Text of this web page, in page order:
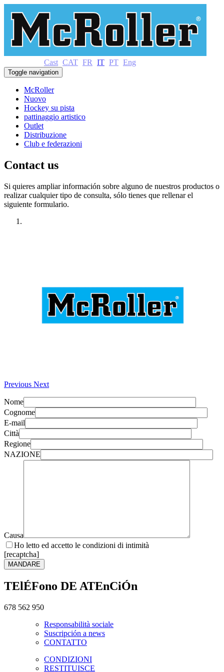
Cast CAT FR IT PT Eng
Toggle navigation
McRoller
Nuovo
Hockey su pista
pattinaggio artistico
Outlet
Distribuzione
Club e federazioni
Contact us
Si quieres ampliar información sobre alguno de nuestros productos o
realizar cualquier tipo de consulta, sólo tienes que rellenar el
siguiente formulario.
Previous Next
Nome
Cognome
E-mail
Città
Regione
NAZIONE
Causa
Ho letto ed accetto le condizioni di intimità
[recaptcha]
TElÉFono DE ATEnCiÓn
678 562 950
Responsabilità sociale
Suscripción a news
CONTATTO
CONDIZIONI
RESTITUISCE